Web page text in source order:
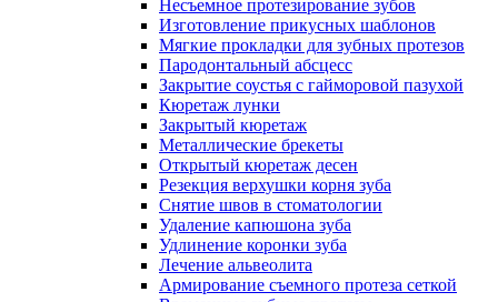
Несъемное протезирование зубов
Изготовление прикусных шаблонов
Мягкие прокладки для зубных протезов
Пародонтальный абсцесс
Закрытие соустья с гайморовой пазухой
Кюретаж лунки
Закрытый кюретаж
Металлические брекеты
Открытый кюретаж десен
Резекция верхушки корня зуба
Снятие швов в стоматологии
Удаление капюшона зуба
Удлинение коронки зуба
Лечение альвеолита
Армирование съемного протеза сеткой